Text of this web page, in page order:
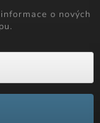
o nových